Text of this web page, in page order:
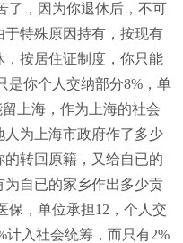
了，因为你退休后，不可
特殊原因持有，按现有
按居住证制度，你只能
是你个人交纳部分8%，单
上海，作为上海的社会
为上海市政府作了多少
转回原籍，又给自已的
自已的家乡作出多少贡
保，单位承担12，个人交
计入社会统筹，而只有2%